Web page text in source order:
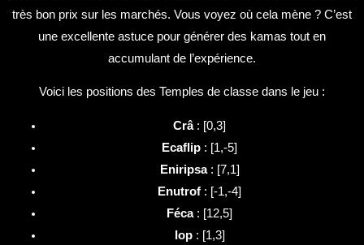
très bon prix sur les marchés. Vous voyez où cela mène ? C’est
une excellente astuce pour générer des kamas tout en
accumulant de l’expérience.
Voici les positions des Temples de classe dans le jeu :
Crâ: [0,3]
Ecaflip : [1,-5]
Eniripsa: [7,1]
Enutrof : [-1,-4]
Féca: [12,5]
Iop: [1,3]